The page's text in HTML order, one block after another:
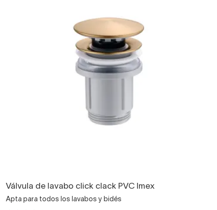
Válvula de lavabo click clack PVC Imex
Apta para todos los lavabos y bidés